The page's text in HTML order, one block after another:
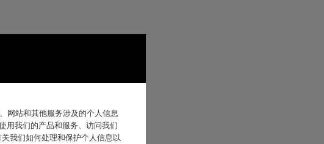
网站和其他服务涉及的个人信息
用我们的产品和服务、访问我们
我们如何处理和保护个人信息以